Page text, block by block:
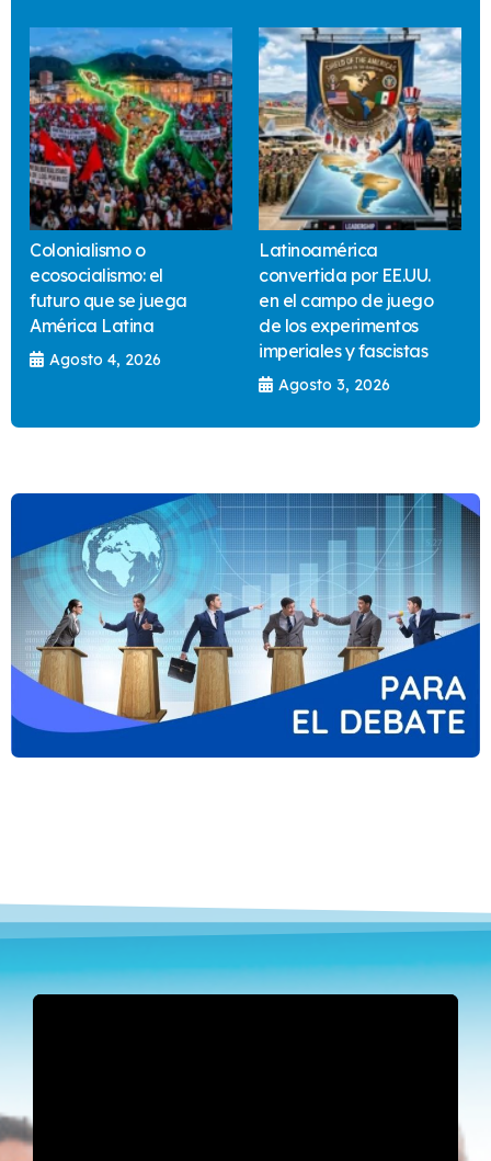
Colonialismo o
ecosocialismo: el
futuro que se juega
América Latina
Agosto 4, 2026
Latinoamérica
convertida por EE.UU.
en el campo de juego
de los experimentos
imperiales y fascistas
Agosto 3, 2026